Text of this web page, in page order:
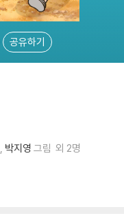
공유하기
박지영 그림 외 2명